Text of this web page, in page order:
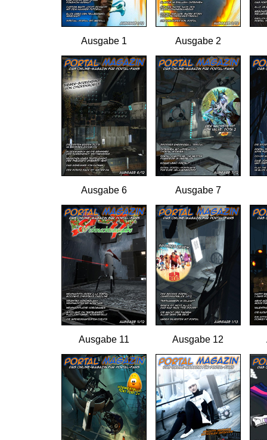
Ausgabe 1 Ausgabe 2
Ausgabe 6 Ausgabe 7
Ausgabe 11 Ausgabe 12